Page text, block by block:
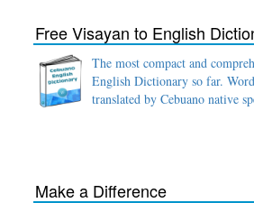
Free Visayan to English
The most compact and
English Dictionary so far.
translated by Cebuano native
Make a Difference